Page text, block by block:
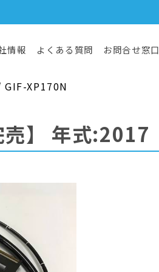
情報 よくある質問 お問合せ窓口
XP170N
】 年式:2017